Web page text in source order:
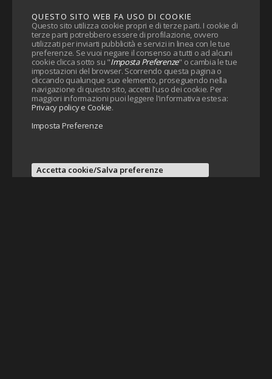
QUESTO SITO WEB FA USO DI COOKIE
Questo sito utilizza cookie propri e di terze parti. I cookie di
terze parti potrebbero essere di profilazione, ovvero
utilizzati per inviarti pubblicità e servizi in linea con le tue
preferenze. Se vuoi negare il consenso a tutti o ad alcuni
cookie clicca sotto su "Imposta Preferenze" o cambia le tue
impostazioni del browser. Scorrendo questa pagina o
cliccando qualunque suo elemento, proseguendo nella
navigazione di questo sito, accetti l'uso dei cookie. Per
maggiori informazioni puoi leggere l'informativa estesa:
Privacy policy e Cookie.
Imposta Preferenze
Accetta cookie/Salva preferenze